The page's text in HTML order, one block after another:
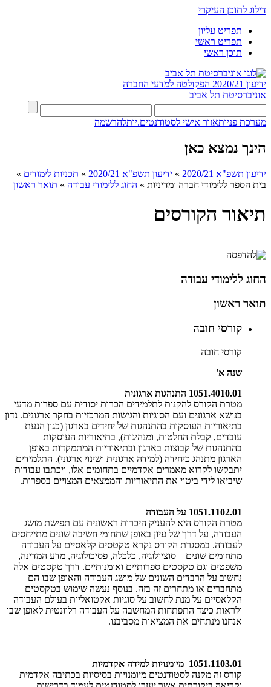
דילוג לתוכן העיקרי
תפריט עליון
תפריט ראשי
תוכן ראשי
ידיעון 2020/21
הפקולטה למדעי החברה
אוניברסיטת תל אביב
מערכת פניותאזור אישי לסטודנטים.יותלהרשמה
הינך נמצא כאן
ידיעון תשפ"א 2020/21 » ידיעון תשפ"א 2020/21 » תכניות לימודים »
בית הספר ללימודי חברה ומדיניות » החוג ללימודי עבודה » תואר ראשון
תיאור הקורסים
החוג ללימודי עבודה
תואר ראשון
קורסי חובה
קורסי חובה
שנה א'
1051.4010.01 התנהגות ארגונית
מטרת הקורס להקנות לתלמידים הכרות יסודית עם ספרות מדעי
בנושא ארגונים ועם הסוגיות והגישות המרכזיות בחקר ארגונים. נדון
בתיאוריות העוסקות בהתנהגות של יחידים בארגון (כגון הנעת
עובדים, קבלת החלטות, ומנהיגות), בתיאוריות העוסקות
בהתנהגות של קבוצות בארגון ובתיאוריות המתמקדות באופן
הארגון מתנהג כיחידה (למידה ארגונית ושינוי ארגוני). התלמידים
יתבקשו לקרוא מאמרים אקדמיים בתחומים אלו, ויכתבו עבודות
שיביאו לידי ביטוי את התיאוריות והממצאים המצויים בספרות.
1051.1102.01 על העבודה
מטרת הקורס היא להעניק היכרות ראשונית עם תפישת מושג
העבודה, על דרך של עיון באופן שתחומי חשיבה שונים מתייחסים
לעבודה. במסגרת הקורס נקרא טקטסים קלאסיים על העבודה
מתחומים שונים – סוציולוגיה, כלכלה, פסיכולוגיה, מדע המדינה,
משפטים וגם טקסטים ספרותיים ואומנותיים. דרך טקסטים אלה
נחשוב על הרבדים השונים של מושג העבודה והאופן שבו הם
מתחברים או מתחרים זה בזה. בנוסף נעשה שימוש בטקסטים
הקלאסיים על מנת לחשוב על סוגיות אקטואליות בעולם העבודה
ולראות כיצד התפתחות המחשבה על העבודה רלוונטית לאופן שבו
אנחנו מנתחים את המציאות מסביבנו.
1051.1103.01 מיומנויות למידה אקדמיות
קורס זה מקנה לסטודנטים מיומנויות בסיסיות בכתיבה אקדמית